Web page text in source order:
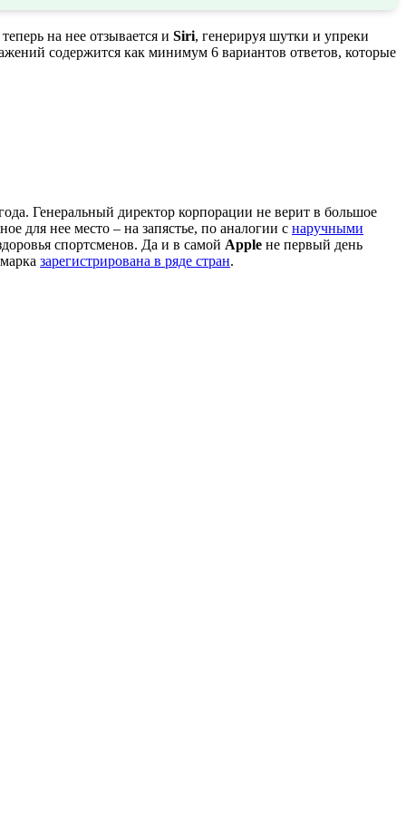
на нее отзывается и Siri, генерируя шутки и упреки
содержится как минимум 6 вариантов ответов, которые
Генеральный директор корпорации не верит в большое
для нее место – на запястье, по аналогии с наручными
спортсменов. Да и в самой Apple не первый день
зарегистрирована в ряде стран.